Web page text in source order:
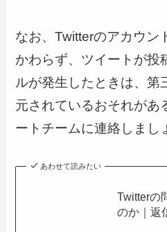
なお、Twitterのアカウン
かわらず、ツイートが投
ルが発生したときは、第
元されているおそれがあ
ートチームに連絡しまし
あわせて読みたい
Twitterの
のか｜返